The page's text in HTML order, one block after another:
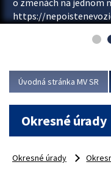
o zmenách na
https://
asociácie poisťovní
Viac
Úvodná stránka MV SR
Okresné úrady
Okresné úrady